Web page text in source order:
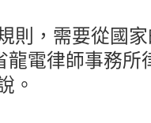
則，需要從國
龍電律師事務所
。